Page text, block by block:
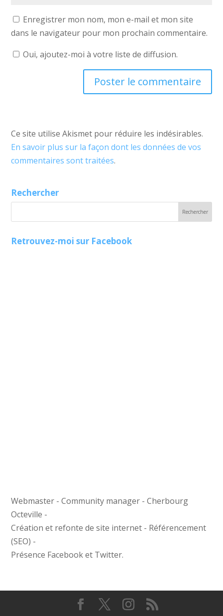
Enregistrer mon nom, mon e-mail et mon site
dans le navigateur pour mon prochain commentaire.
Oui, ajoutez-moi à votre liste de diffusion.
Ce site utilise Akismet pour réduire les indésirables.
En savoir plus sur la façon dont les données de vos
commentaires sont traitées.
Rechercher
Retrouvez-moi sur Facebook
Webmaster - Community manager - Cherbourg
Octeville -
Création et refonte de site internet - Référencement
(SEO) -
Présence Facebook et Twitter.